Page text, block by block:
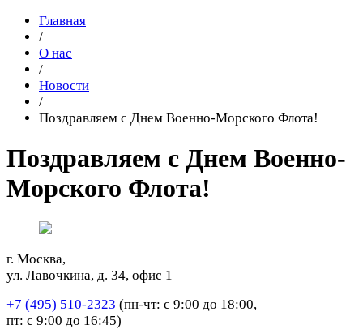
Главная
/
О нас
/
Новости
/
Поздравляем с Днем Военно-Морского Флота!
Поздравляем с Днем Военно-
Морского Флота!
г. Москва,
ул. Лавочкина, д. 34, офис 1
+7 (495) 510-2323 (пн-чт: с 9:00 до 18:00,
пт: с 9:00 до 16:45)